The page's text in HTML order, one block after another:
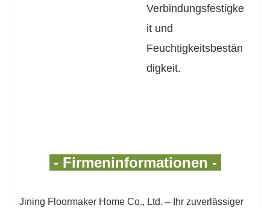
Verbindungsfestigke
it und
Feuchtigkeitsbestän
digkeit.
- Firmeninformationen -
Jining Floormaker Home Co., Ltd. – Ihr zuverlässiger